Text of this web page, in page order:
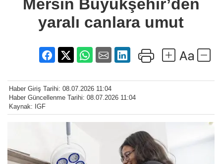
Mersin Büyükşehir’den
yaralı canlara umut
Haber Giriş Tarihi: 08.07.2026 11:04
Haber Güncellenme Tarihi: 08.07.2026 11:04
Kaynak: IGF